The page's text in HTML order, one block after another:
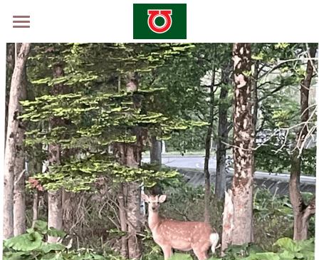
ホーム
学校概要
山村留学制度
山村留学体験会2026 -秋-
採用情報
お問い合わせ